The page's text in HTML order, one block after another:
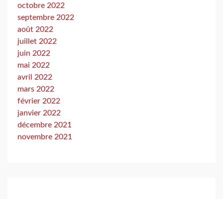
octobre 2022
septembre 2022
août 2022
juillet 2022
juin 2022
mai 2022
avril 2022
mars 2022
février 2022
janvier 2022
décembre 2021
novembre 2021